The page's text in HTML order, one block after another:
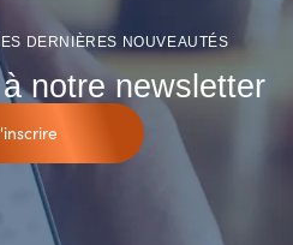
DERNIÈRES NOUVEAUTÉS
notre newsletter